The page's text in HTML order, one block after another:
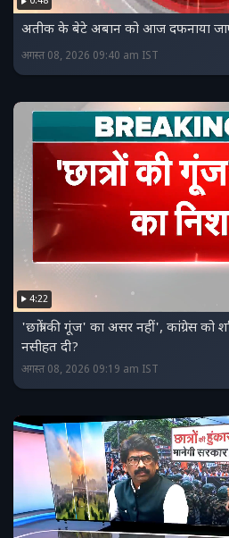
अतीक के बेटे अबान को आज दफनाया
अगस्त 08, 2026 09:40 am IST
4:22
'छात्रों की गूंज' का असर नहीं', कांग्रेस को
नसीहत दी?
अगस्त 08, 2026 09:19 am IST